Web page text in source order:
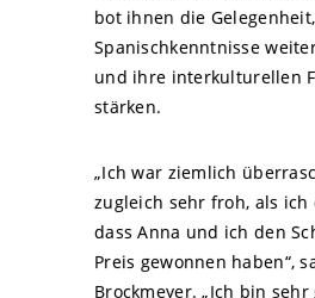
bot ihnen die Gelegenheit,
Spanischkenntnisse
und ihre interkulturellen
stärken.
„Ich war ziemlich
zugleich sehr froh, als ich
dass Anna und ich den
Preis gewonnen haben“,
Brockmeyer. „Ich bin